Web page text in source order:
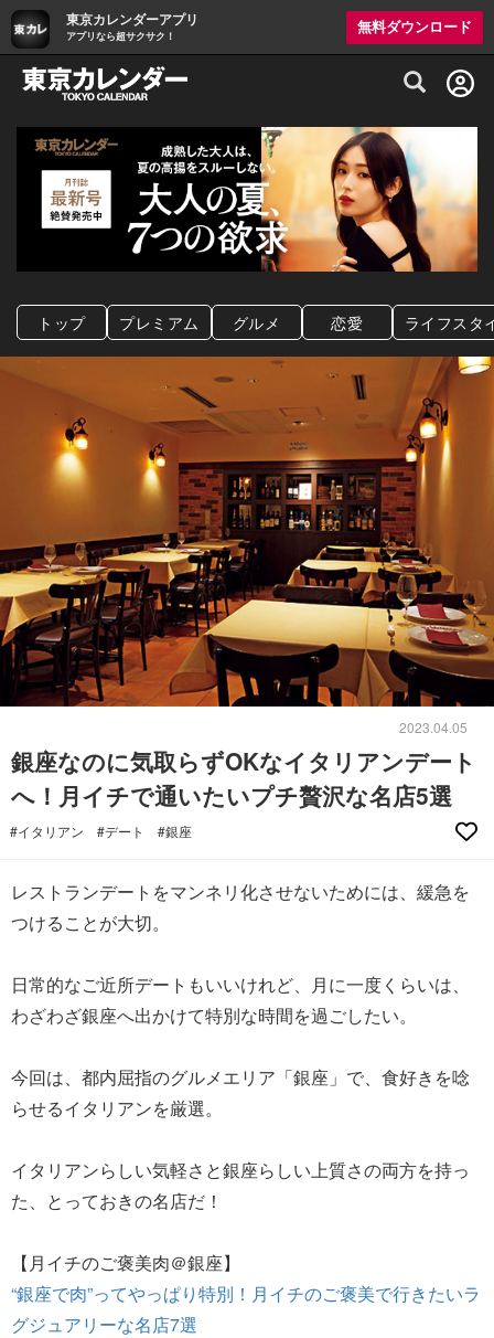
東京カレンダーアプリ
アプリなら超サクサク！
無料ダウンロード
グルメ情報・プレミアムレストラン予約
トップ プレミアム グルメ 恋愛 ライフスタ
2023.04.05
銀座なのに気取らずOKなイタリアンデート
へ！月イチで通いたいプチ贅沢な名店5選
#イタリアン #デート #銀座
レストランデートをマンネリ化させないためには、緩急を
つけることが大切。
日常的なご近所デートもいいけれど、月に一度くらいは、
わざわざ銀座へ出かけて特別な時間を過ごしたい。
今回は、都内屈指のグルメエリア「銀座」で、食好きを唸
らせるイタリアンを厳選。
イタリアンらしい気軽さと銀座らしい上質さの両方を持っ
た、とっておきの名店だ！
【月イチのご褒美肉＠銀座】
“銀座で肉”ってやっぱり特別！月イチのご褒美で行きたいラ
グジュアリーな名店7選